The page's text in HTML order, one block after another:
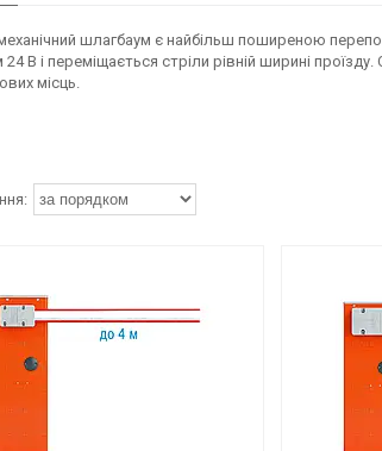
шлагбаум є найбільш поширеною
В і переміщається стріли рівній ширині
місць.
WIDEL